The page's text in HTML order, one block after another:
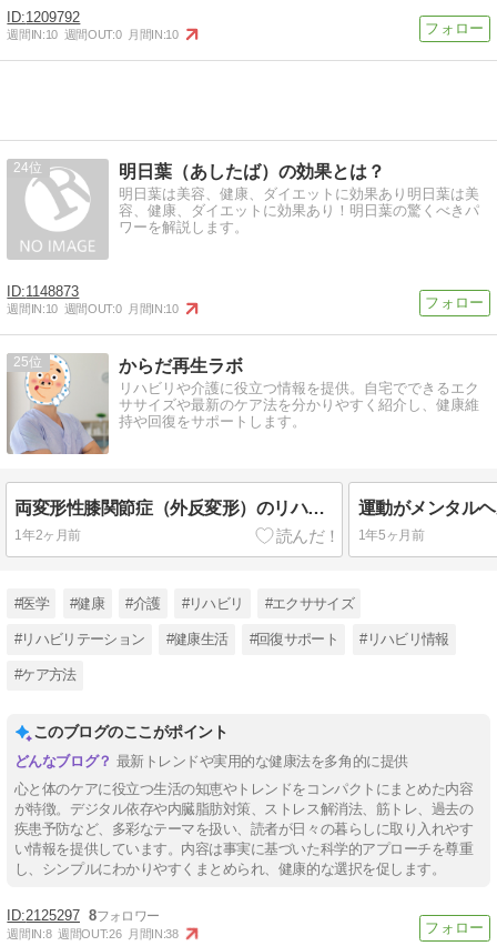
1209792
週間IN:10 週間OUT:0 月間IN:10
24 明日葉（あしたば）の効果とは？
明日葉は美容、健康、ダイエットに効果あり明日葉は美
容、健康、ダイエットに効果あり！明日葉の驚くべきパ
ワーを解説します。
1148873
週間IN:10 週間OUT:0 月間IN:10
25 からだ再生ラボ
リハビリや介護に役立つ情報を提供。自宅でできるエク
ササイズや最新のケア法を分かりやすく紹介し、健康維
持や回復をサポートします。
両変形性膝関節症（外反変形）のリハビリテーション
1年2ヶ月前 1年5ヶ月前
#医学 #健康 #介護 #リハビリ #エクササイズ
#リハビリテーション #健康生活 #回復サポート #リハビリ情報
#ケア方法
このブログのここがポイント
最新トレンドや実用的な健康法を多角的に提供
心と体のケアに役立つ生活の知恵やトレンドをコンパクトにまとめた内容
が特徴。デジタル依存や内臓脂肪対策、ストレス解消法、筋トレ、過去の
疾患予防など、多彩なテーマを扱い、読者が日々の暮らしに取り入れやす
い情報を提供しています。内容は事実に基づいた科学的アプローチを尊重
し、シンプルにわかりやすくまとめられ、健康的な選択を促します。
2125297 8
週間IN:8 週間OUT:26 月間IN:38